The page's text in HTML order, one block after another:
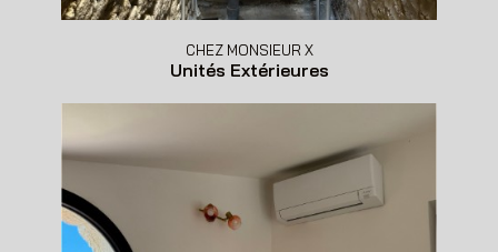
CHEZ MONSIEUR X
Unités Extérieures